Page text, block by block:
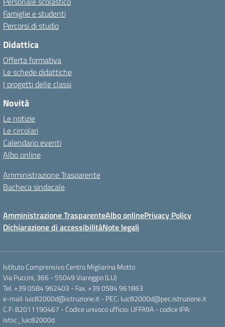
Famiglie e studenti
Percorsi di studio
Didattica
Offerta formativa
Le schede didattiche
I progetti delle classi
Novità
Le notizie
Le circolari
Calendario eventi
Albo online
Amministrazione Trasparente
Bacheca sindacale
Amministrazione TrasparenteAlbo onlinePrivacy Policy
Dichiarazione di accessibilitàNote legali
Istituto Comprensivo Centro Migliarina Motto
Via Puccini, 366 - 55049 Viareggio (LU)
Tel. +39 0584 962403 - Fax. +39 0584 961863
e-mail: luic82000d@istruzione.it - PEC: luic82000d@pec.istruzione.it
C.F: 82011190467 - Codice univoco ufficio: UFFA9A - codice IPA:
istsc_luic82000d